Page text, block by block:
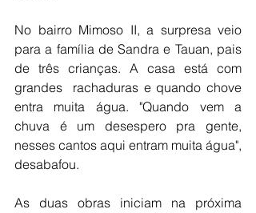
No bairro Mimoso II, a surpresa veio
para a família de Sandra e Tauan, pais
de três crianças. A casa está com
grandes  rachaduras e quando chove
entra muita água. "Quando vem a
chuva é um desespero pra gente,
nesses cantos aqui entram muita água",
desabafou.
As duas obras iniciam na próxima